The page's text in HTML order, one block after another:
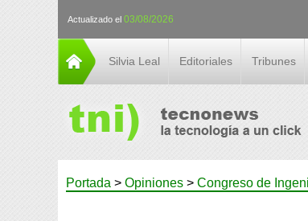
Actualizado el 03/08/2026
Silvia Leal Editoriales Tribunes
Portada > Opiniones > Congreso de